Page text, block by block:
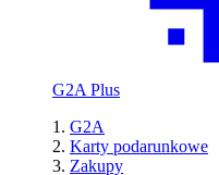
G2A Plus
G2A
Karty podarunkowe
Zakupy